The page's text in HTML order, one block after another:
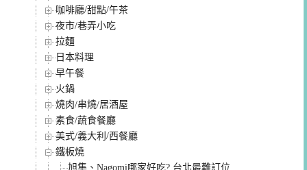
咖啡廳/甜點/午茶
夜市/巷弄小吃
拉麵
日本料理
早午餐
火鍋
燒肉/串燒/居酒屋
素食/蔬食餐廳
美式/義大利/西餐廳
鐵板燒
旭集、Nagomi哪家好吃? 台北最難訂位的吃到飽餐廳